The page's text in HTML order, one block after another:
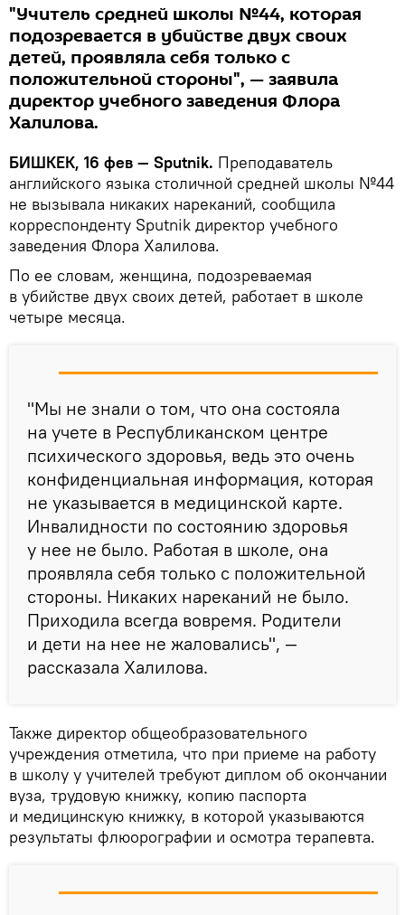
"Учитель средней школы №44, которая
подозревается в убийстве двух своих
детей, проявляла себя только с
положительной стороны", — заявила
директор учебного заведения Флора
Халилова.
БИШКЕК, 16 фев — Sputnik. Преподаватель
английского языка столичной средней школы №44
не вызывала никаких нареканий, сообщила
корреспонденту Sputnik директор учебного
заведения Флора Халилова.
По ее словам, женщина, подозреваемая
в убийстве двух своих детей, работает в школе
четыре месяца.
"Мы не знали о том, что она состояла
на учете в Республиканском центре
психического здоровья, ведь это очень
конфиденциальная информация, которая
не указывается в медицинской карте.
Инвалидности по состоянию здоровья
у нее не было. Работая в школе, она
проявляла себя только с положительной
стороны. Никаких нареканий не было.
Приходила всегда вовремя. Родители
и дети на нее не жаловались", —
рассказала Халилова.
Также директор общеобразовательного
учреждения отметила, что при приеме на работу
в школу у учителей требуют диплом об окончании
вуза, трудовую книжку, копию паспорта
и медицинскую книжку, в которой указываются
результаты флюорографии и осмотра терапевта.